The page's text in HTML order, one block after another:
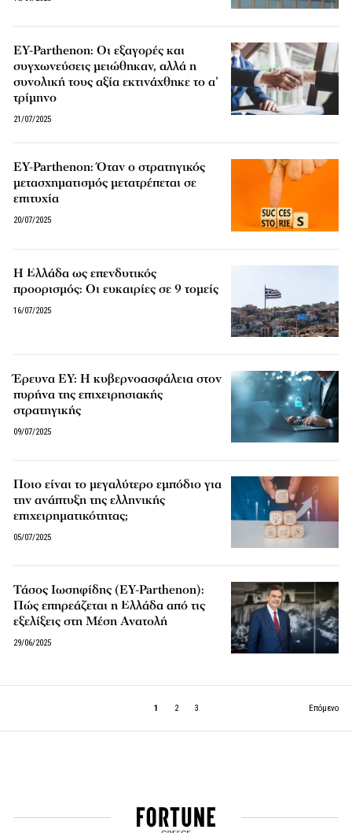
EY-Parthenon: Οι εξαγορές και
συγχωνεύσεις μειώθηκαν, αλλά η
συνολική τους αξία εκτινάχθηκε το α’
τρίμηνο
21/07/2025
EY-Parthenon: Όταν ο στρατηγικός
μετασχηματισμός μετατρέπεται σε
επιτυχία
20/07/2025
Η Ελλάδα ως επενδυτικός
προορισμός: Οι ευκαιρίες σε 9 τομείς
16/07/2025
Έρευνα EY: Η κυβερνοασφάλεια στον
πυρήνα της επιχειρησιακής
στρατηγικής
09/07/2025
Ποιο είναι το μεγαλύτερο εμπόδιο για
την ανάπτυξη της ελληνικής
επιχειρηματικότητας;
05/07/2025
Τάσος Ιωσηφίδης (EY-Parthenon):
Πώς επηρεάζεται η Ελλάδα από τις
εξελίξεις στη Μέση Ανατολή
29/06/2025
1 2 3 Επόμενο